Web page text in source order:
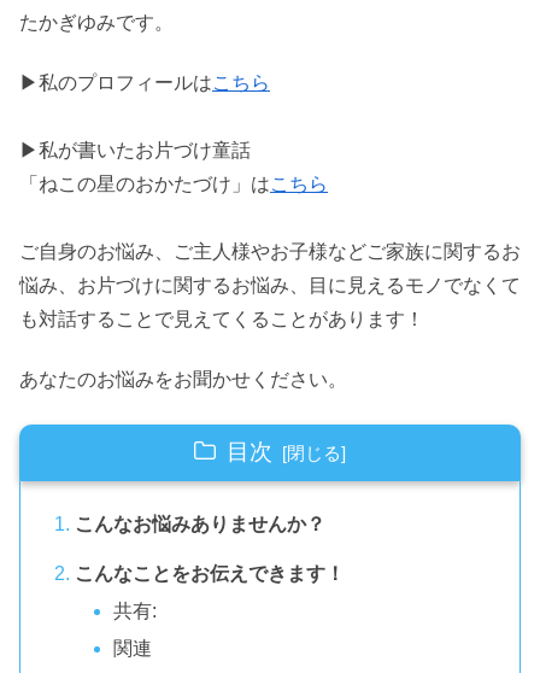
たかぎゆみです。
▶私のプロフィールはこちら
▶私が書いたお片づけ童話
「ねこの星のおかたづけ」はこちら
ご自身のお悩み、ご主人様やお子様などご家族に関するお
悩み、お片づけに関するお悩み、目に見えるモノでなくて
も対話することで見えてくることがあります！
あなたのお悩みをお聞かせください。
目次
こんなお悩みありませんか？
こんなことをお伝えできます！
共有:
関連